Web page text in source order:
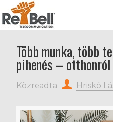
Több munka, több
pihenés – otthonról
Közreadta Hriskó